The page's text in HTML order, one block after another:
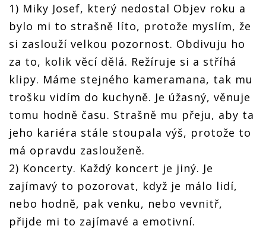
1) Miky Josef, který nedostal Objev roku a
bylo mi to strašně líto, protože myslím, že
si zaslouží velkou pozornost. Obdivuju ho
za to, kolik věcí dělá. Režíruje si a stříhá
klipy. Máme stejného kameramana, tak mu
trošku vidím do kuchyně. Je úžasný, věnuje
tomu hodně času. Strašně mu přeju, aby ta
jeho kariéra stále stoupala výš, protože to
má opravdu zaslouženě.
2) Koncerty. Každý koncert je jiný. Je
zajímavý to pozorovat, když je málo lidí,
nebo hodně, pak venku, nebo vevnitř,
přijde mi to zajímavé a emotivní.